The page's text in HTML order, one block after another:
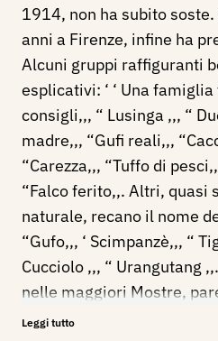
1914, non ha subito
anni a Firenze, infine ha
Alcuni gruppi raffiguranti
esplicativi: ‘ ‘ Una
consigli,,, “ Lusinga ,,, “
madre,,, “Gufi reali,,,
“Carezza,,, “Tuffo di
“Falco ferito,,. Altri, quasi
naturale, recano il nome
“Gufo,,, ‘ Scimpanzè,,, “
Cucciolo ,,, “ Urangutang
nelle maggiori Mostre,
Tofanari furono acquistati
Leggi tutto